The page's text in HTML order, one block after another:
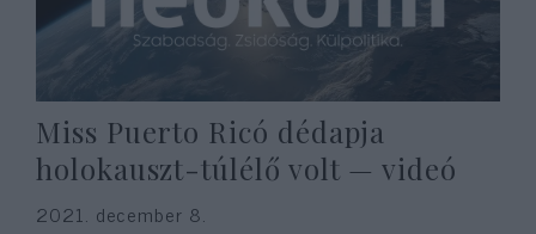
Miss Puerto Ricó dédapja
holokauszt-túlélő volt — videó
2021. december 8.